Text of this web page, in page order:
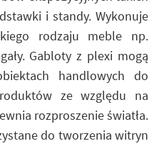
i standy. Wykonuje
rodzaju meble np.
Gabloty z plexi mogą
handlowych do
ze względu na
rozproszenie światła.
do tworzenia witryn